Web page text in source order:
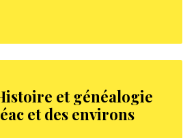
et généalogie
et des environs